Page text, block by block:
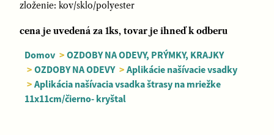
zloženie: kov/sklo/polyester
cena je uvedená za 1ks, tovar je ihneď k odberu
Domov > OZDOBY NA ODEVY, PRÝMKY, KRAJKY
> OZDOBY NA ODEVY > Aplikácie našívacie vsadky
> Aplikácia našívacia vsadka štrasy na mriežke
11x11cm/čierno- kryštal